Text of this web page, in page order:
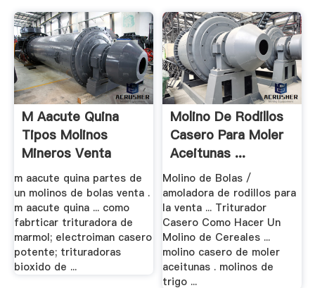
M Aacute Quina
Tipos Molinos
Mineros Venta
m aacute quina partes de
un molinos de bolas venta .
m aacute quina ... como
fabrticar trituradora de
marmol; electroiman casero
potente; trituradoras
bioxido de ...
Molino De Rodillos
Casero Para Moler
Aceitunas ...
Molino de Bolas /
amoladora de rodillos para
la venta ... Triturador
Casero Como Hacer Un
Molino de Cereales ...
molino casero de moler
aceitunas . molinos de
trigo ...